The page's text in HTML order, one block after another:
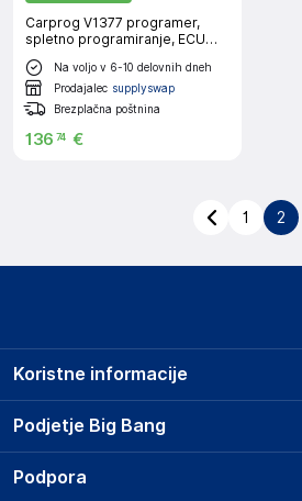
Carprog V1377 programer,
spletno programiranje, ECU
Chip Turning, Carprog V1377
set
Na voljo v 6-10 delovnih dneh
Prodajalec supplyswap
Brezplačna poštnina
136 74 €
1 2
Podjetje Big Bang
O podjetju
Koristne informacije
Prodajna mesta
Storitve
Podpora